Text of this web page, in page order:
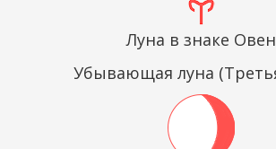
Луна в знаке Овен
Убывающая луна